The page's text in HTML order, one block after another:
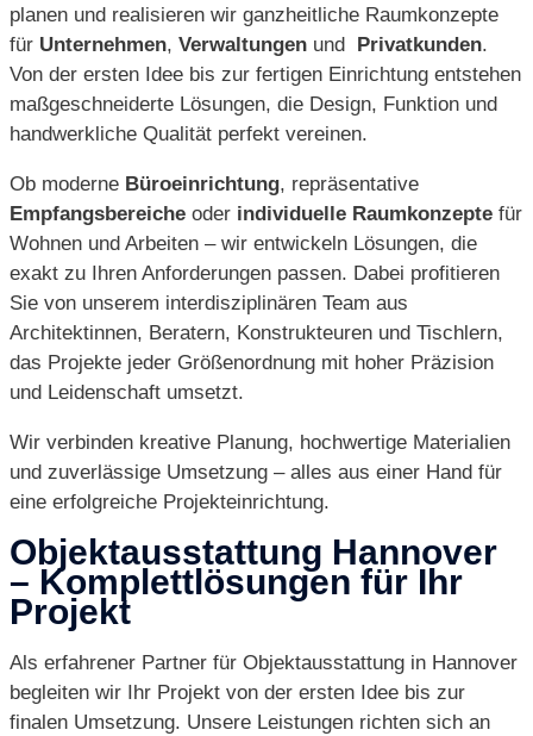
planen und realisieren wir ganzheitliche Raumkonzepte
für Unternehmen, Verwaltungen und Privatkunden.
Von der ersten Idee bis zur fertigen Einrichtung entstehen
maßgeschneiderte Lösungen, die Design, Funktion und
handwerkliche Qualität perfekt vereinen.
Ob moderne Büroeinrichtung, repräsentative
Empfangsbereiche oder individuelle Raumkonzepte für
Wohnen und Arbeiten – wir entwickeln Lösungen, die
exakt zu Ihren Anforderungen passen. Dabei profitieren
Sie von unserem interdisziplinären Team aus
Architektinnen, Beratern, Konstrukteuren und Tischlern,
das Projekte jeder Größenordnung mit hoher Präzision
und Leidenschaft umsetzt.
Wir verbinden kreative Planung, hochwertige Materialien
und zuverlässige Umsetzung – alles aus einer Hand für
eine erfolgreiche Projekteinrichtung.
Objektausstattung Hannover
– Komplettlösungen für Ihr
Projekt
Als erfahrener Partner für Objektausstattung in Hannover
begleiten wir Ihr Projekt von der ersten Idee bis zur
finalen Umsetzung. Unsere Leistungen richten sich an